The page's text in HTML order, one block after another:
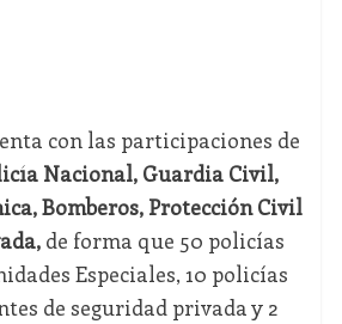
con las participaciones de
Nacional, Guardia Civil,
Bomberos, Protección Civil
de forma que 50 policías
Especiales, 10 policías
de seguridad privada y 2